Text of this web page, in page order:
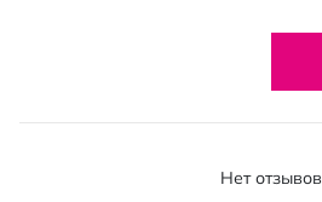
Нет отзывов